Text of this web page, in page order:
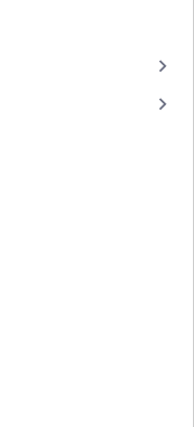
keyboard_arrow_right
keyboard_arrow_right